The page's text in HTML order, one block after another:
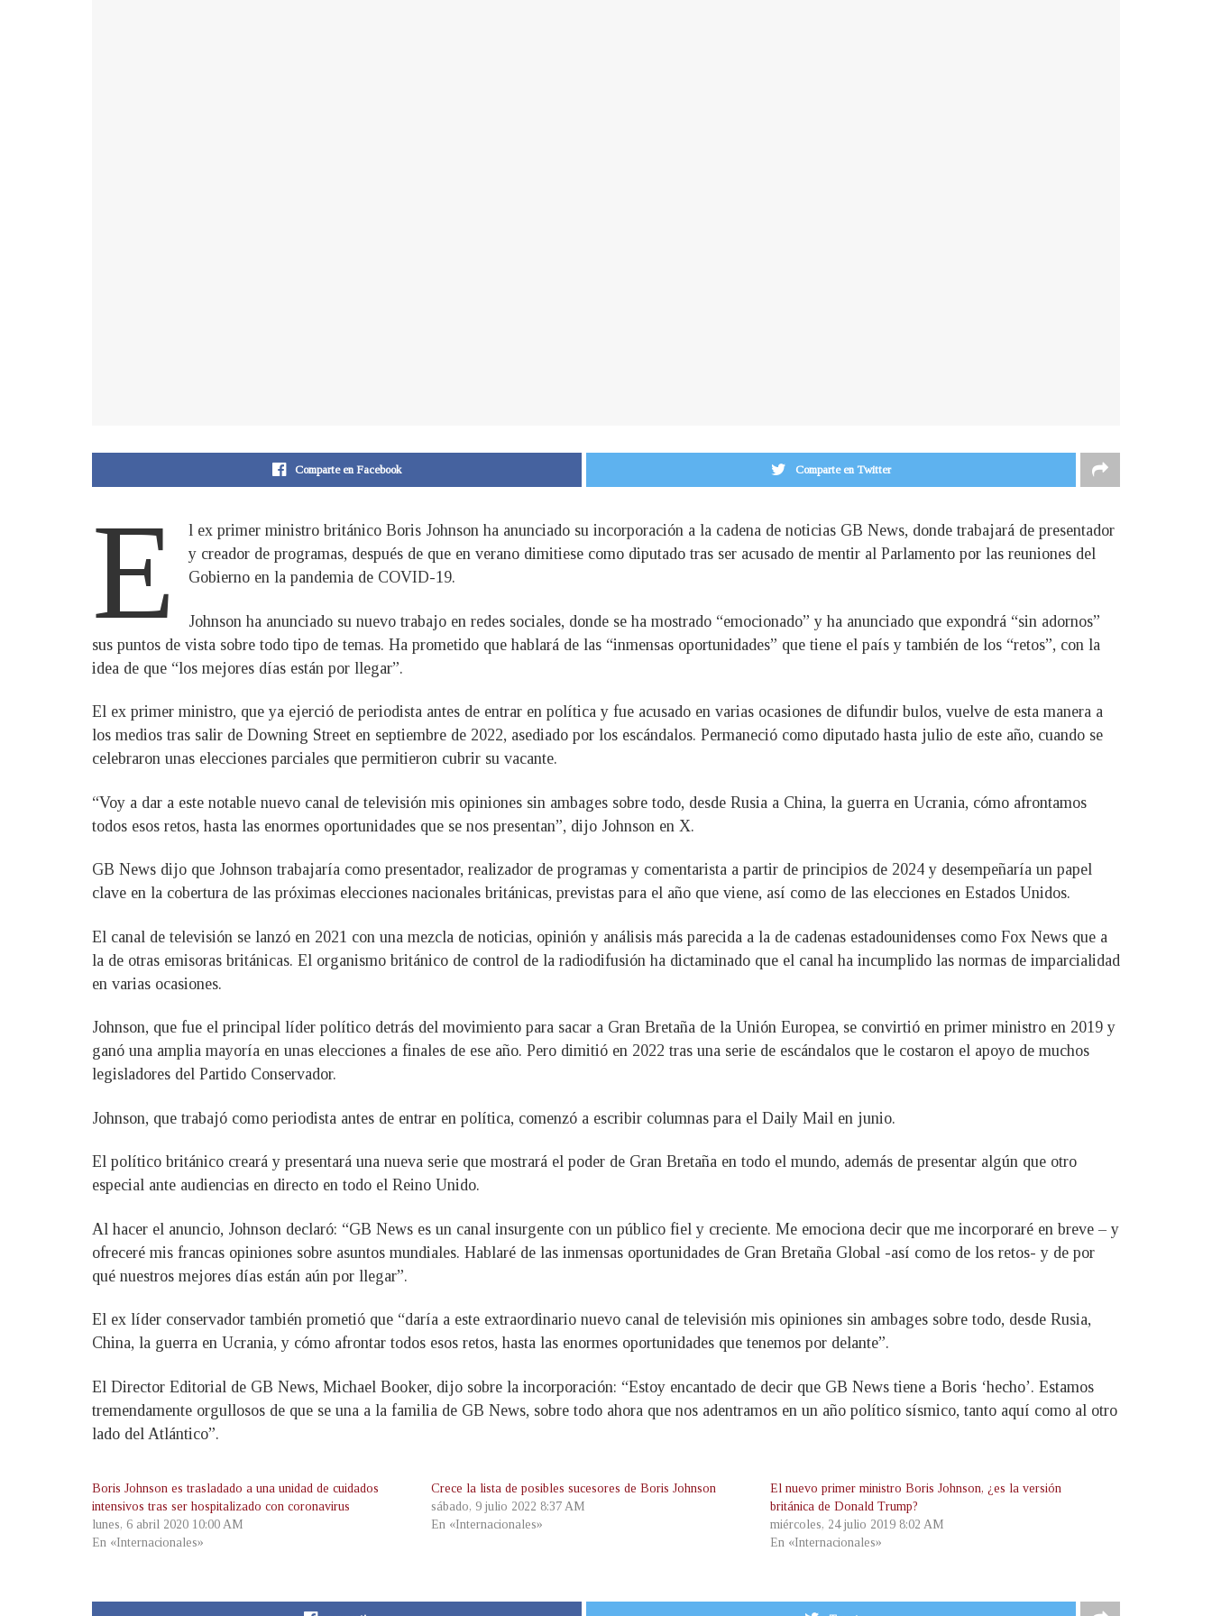
Comparte en Facebook Comparte en Twitter
E
l ex primer ministro británico Boris Johnson ha anunciado su incorporación a la cadena de noticias GB News, donde trabajará de presentador
y creador de programas, después de que en verano dimitiese como diputado tras ser acusado de mentir al Parlamento por las reuniones del
Gobierno en la pandemia de COVID-19.
Johnson ha anunciado su nuevo trabajo en redes sociales, donde se ha mostrado “emocionado” y ha anunciado que expondrá “sin adornos”
sus puntos de vista sobre todo tipo de temas. Ha prometido que hablará de las “inmensas oportunidades” que tiene el país y también de los “retos”, con la
idea de que “los mejores días están por llegar”.
El ex primer ministro, que ya ejerció de periodista antes de entrar en política y fue acusado en varias ocasiones de difundir bulos, vuelve de esta manera a
los medios tras salir de Downing Street en septiembre de 2022, asediado por los escándalos. Permaneció como diputado hasta julio de este año, cuando se
celebraron unas elecciones parciales que permitieron cubrir su vacante.
“Voy a dar a este notable nuevo canal de televisión mis opiniones sin ambages sobre todo, desde Rusia a China, la guerra en Ucrania, cómo afrontamos
todos esos retos, hasta las enormes oportunidades que se nos presentan”, dijo Johnson en X.
GB News dijo que Johnson trabajaría como presentador, realizador de programas y comentarista a partir de principios de 2024 y desempeñaría un papel
clave en la cobertura de las próximas elecciones nacionales británicas, previstas para el año que viene, así como de las elecciones en Estados Unidos.
El canal de televisión se lanzó en 2021 con una mezcla de noticias, opinión y análisis más parecida a la de cadenas estadounidenses como Fox News que a
la de otras emisoras británicas. El organismo británico de control de la radiodifusión ha dictaminado que el canal ha incumplido las normas de imparcialidad
en varias ocasiones.
Johnson, que fue el principal líder político detrás del movimiento para sacar a Gran Bretaña de la Unión Europea, se convirtió en primer ministro en 2019 y
ganó una amplia mayoría en unas elecciones a finales de ese año. Pero dimitió en 2022 tras una serie de escándalos que le costaron el apoyo de muchos
legisladores del Partido Conservador.
Johnson, que trabajó como periodista antes de entrar en política, comenzó a escribir columnas para el Daily Mail en junio.
El político británico creará y presentará una nueva serie que mostrará el poder de Gran Bretaña en todo el mundo, además de presentar algún que otro
especial ante audiencias en directo en todo el Reino Unido.
Al hacer el anuncio, Johnson declaró: “GB News es un canal insurgente con un público fiel y creciente. Me emociona decir que me incorporaré en breve – y
ofreceré mis francas opiniones sobre asuntos mundiales. Hablaré de las inmensas oportunidades de Gran Bretaña Global -así como de los retos- y de por
qué nuestros mejores días están aún por llegar”.
El ex líder conservador también prometió que “daría a este extraordinario nuevo canal de televisión mis opiniones sin ambages sobre todo, desde Rusia,
China, la guerra en Ucrania, y cómo afrontar todos esos retos, hasta las enormes oportunidades que tenemos por delante”.
El Director Editorial de GB News, Michael Booker, dijo sobre la incorporación: “Estoy encantado de decir que GB News tiene a Boris ‘hecho’. Estamos
tremendamente orgullosos de que se una a la familia de GB News, sobre todo ahora que nos adentramos en un año político sísmico, tanto aquí como al otro
lado del Atlántico”.
Boris Johnson es trasladado a una unidad de cuidados
intensivos tras ser hospitalizado con coronavirus
lunes, 6 abril 2020 10:00 AM
En «Internacionales»
Crece la lista de posibles sucesores de Boris Johnson
sábado, 9 julio 2022 8:37 AM
En «Internacionales»
El nuevo primer ministro Boris Johnson, ¿es la versión
británica de Donald Trump?
miércoles, 24 julio 2019 8:02 AM
En «Internacionales»